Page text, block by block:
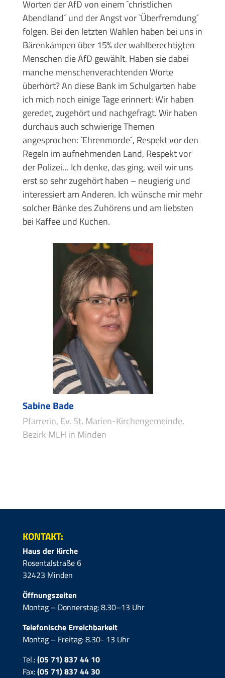
Worten der AfD von einem `christlichen
Abendland´ und der Angst vor `Überfremdung´
folgen. Bei den letzten Wahlen haben bei uns in
Bärenkämpen über 15% der wahlberechtigten
Menschen die AfD gewählt. Haben sie dabei
manche menschenverachtenden Worte
überhört? An diese Bank im Schulgarten habe
ich mich noch einige Tage erinnert: Wir haben
geredet, zugehört und nachgefragt. Wir haben
durchaus auch schwierige Themen
angesprochen: `Ehrenmorde´, Respekt vor den
Regeln im aufnehmenden Land, Respekt vor
der Polizei… Ich denke, das ging, weil wir uns
erst so sehr zugehört haben – neugierig und
interessiert am Anderen. Ich wünsche mir mehr
solcher Bänke des Zuhörens und am liebsten
bei Kaffee und Kuchen.
Sabine Bade
Pfarrerin, Ev. St. Marien-Kirchengemeinde,
Bezirk MLH in Minden
KONTAKT:
Haus der Kirche
Rosentalstraße 6
32423 Minden
Öffnungszeiten
Montag – Donnerstag: 8.30–13 Uhr
Telefonische Erreichbarkeit
Montag – Freitag: 8.30- 13 Uhr
Tel.:(05 71) 837 44 10
Fax:(05 71)837 44 30